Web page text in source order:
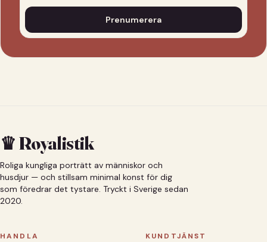
Prenumerera
♛ Royalistik
Roliga kungliga porträtt av människor och
husdjur — och stillsam minimal konst för dig
som föredrar det tystare. Tryckt i Sverige sedan
2020.
HANDLA KUNDTJÄNST